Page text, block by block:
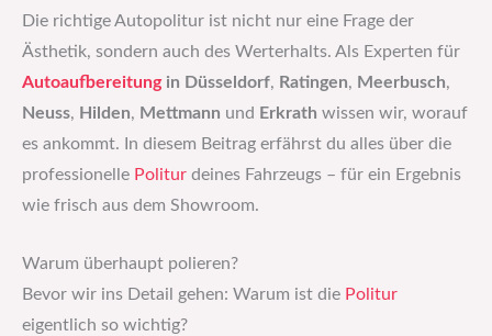
Die richtige Autopolitur ist nicht nur eine Frage der
Ästhetik, sondern auch des Werterhalts. Als Experten für
Autoaufbereitungin Düsseldorf, Ratingen, Meerbusch,
Neuss, Hilden, Mettmann und Erkrath wissen wir, worauf
es ankommt. In diesem Beitrag erfährst du alles über die
professionelle Politur deines Fahrzeugs – für ein Ergebnis
wie frisch aus dem Showroom.
Warum überhaupt polieren?
Bevor wir ins Detail gehen: Warum ist die Politur
eigentlich so wichtig?